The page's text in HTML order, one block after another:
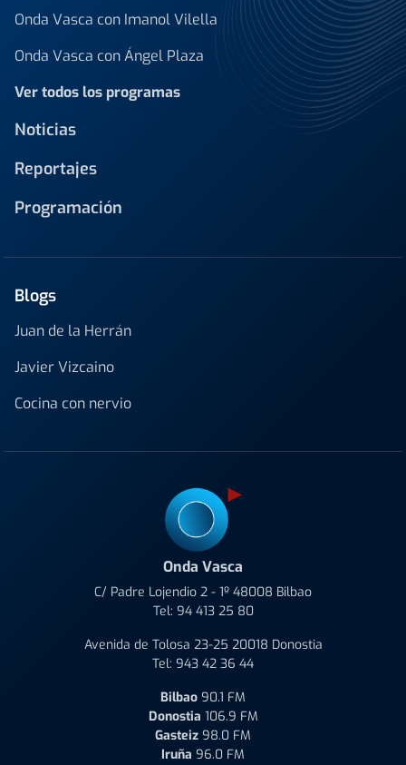
Onda Vasca con Imanol Vilella
Onda Vasca con Ángel Plaza
Ver todos los programas
Noticias
Reportajes
Programación
Blogs
Juan de la Herrán
Javier Vizcaino
Cocina con nervio
Onda Vasca
C/ Padre Lojendio 2 - 1º 48008 Bilbao
Tel: 94 413 25 80
Avenida de Tolosa 23-25 20018 Donostia
Tel: 943 42 36 44
Bilbao 90.1 FM
Donostia 106.9 FM
Gasteiz 98.0 FM
Iruña 96.0 FM